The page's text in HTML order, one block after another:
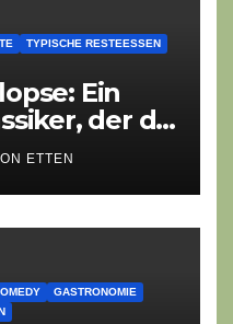
TYPISCHE RESTEESSEN
Ein
der die
ETTEN
GASTRONOMIE